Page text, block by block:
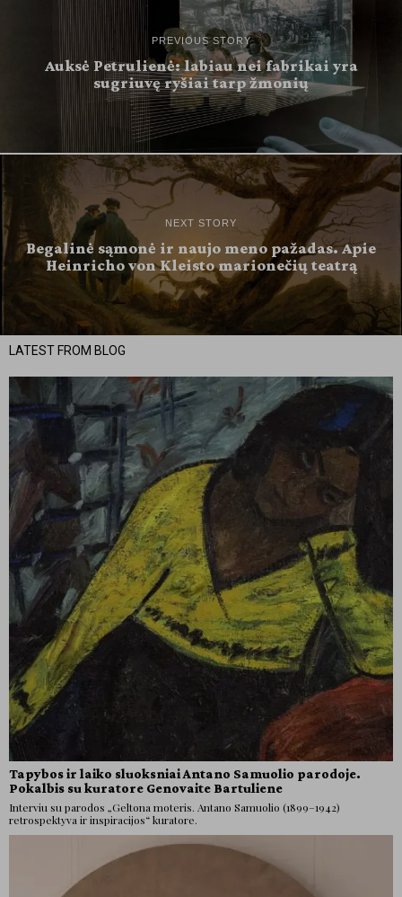
PREVIOUS STORY
Auksė Petrulienė: labiau nei fabrikai yra
sugriuvę ryšiai tarp žmonių
NEXT STORY
Begalinė sąmonė ir naujo meno pažadas. Apie
Heinricho von Kleisto marionečių teatrą
LATEST FROM BLOG
Tapybos ir laiko sluoksniai Antano Samuolio parodoje.
Pokalbis su kuratore Genovaite Bartuliene
Interviu su parodos „Geltona moteris. Antano Samuolio (1899–1942)
retrospektyva ir inspiracijos“ kuratore.